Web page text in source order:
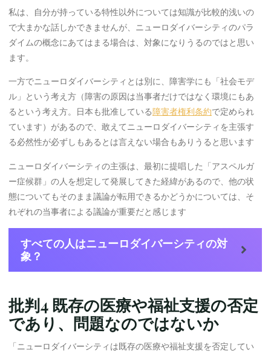
私は、自分が持っている特性以外については知識が比較的浅いの
で大まかな話しかできませんが、ニューロダイバーシティのパラ
ダイムの概念にあてはまる場合は、対象になりうるのではと思い
ます。
一方でニューロダイバーシティとは別に、障害学にも「社会モデ
ル」という考え方（障害の原因は当事者だけではなく環境にもあ
るという考え方。日本も批准している障害者権利条約で定められ
ています）があるので、敢えてニューロダイバーシティを主張す
る必然性が必ずしもあるとは言えない場合もありうると思います
ニューロダイバーシティの主張は、最初に提唱した「アスペルガ
ー症候群」の人を想定して発展してきた経緯があるので、他の状
態についてもそのまま議論が転用できるかどうかについては、そ
れぞれの当事者による議論が重要だと感じます
すべての人はニューロダイバーシティの対
象？
ーロダイバーシティの対象である」という考え方があります。
同じ定型発達の人同士、自閉スペクトラムやADHDの人同士で
も、それぞれの特性は多様です。また、自閉スペクトラムや
ADHDの特性の度合いはグラデーションなので、定型発達の人
批判4 既存の医療や福祉支援の否定
であり、問題なのではないか
「ニューロダイバーシティは既存の医療や福祉支援を否定してい